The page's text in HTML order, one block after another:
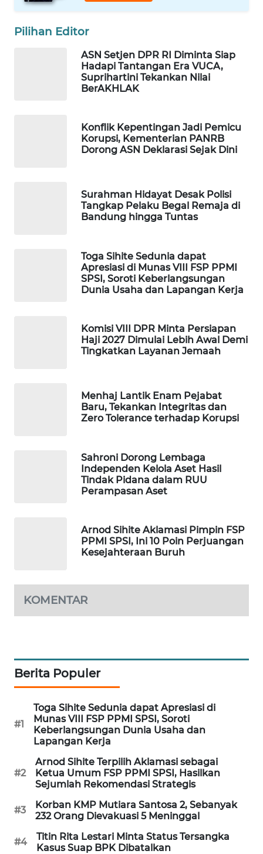
Pilihan Editor
ASN Setjen DPR RI Diminta Siap
Hadapi Tantangan Era VUCA,
Suprihartini Tekankan Nilai
BerAKHLAK
Konflik Kepentingan Jadi Pemicu
Korupsi, Kementerian PANRB
Dorong ASN Deklarasi Sejak Dini
Surahman Hidayat Desak Polisi
Tangkap Pelaku Begal Remaja di
Bandung hingga Tuntas
Toga Sihite Sedunia dapat
Apresiasi di Munas VIII FSP PPMI
SPSI, Soroti Keberlangsungan
Dunia Usaha dan Lapangan Kerja
Komisi VIII DPR Minta Persiapan
Haji 2027 Dimulai Lebih Awal Demi
Tingkatkan Layanan Jemaah
Menhaj Lantik Enam Pejabat
Baru, Tekankan Integritas dan
Zero Tolerance terhadap Korupsi
Sahroni Dorong Lembaga
Independen Kelola Aset Hasil
Tindak Pidana dalam RUU
Perampasan Aset
Arnod Sihite Aklamasi Pimpin FSP
PPMI SPSI, Ini 10 Poin Perjuangan
Kesejahteraan Buruh
KOMENTAR
Berita Populer
#1
Toga Sihite Sedunia dapat Apresiasi di
Munas VIII FSP PPMI SPSI, Soroti
Keberlangsungan Dunia Usaha dan
Lapangan Kerja
#2
Arnod Sihite Terpilih Aklamasi sebagai
Ketua Umum FSP PPMI SPSI, Hasilkan
Sejumlah Rekomendasi Strategis
#3
Korban KMP Mutiara Santosa 2, Sebanyak
232 Orang Dievakuasi 5 Meninggal
#4
Titin Rita Lestari Minta Status Tersangka
Kasus Suap BPK Dibatalkan
Wahana
Media
Group
INFRASTRUKTUR
WAHANA
UMKM
WAHANA
PERSONA
WAHANA
OTOMOTIF
WAHANA
HEALTH
WAHANA
DESA